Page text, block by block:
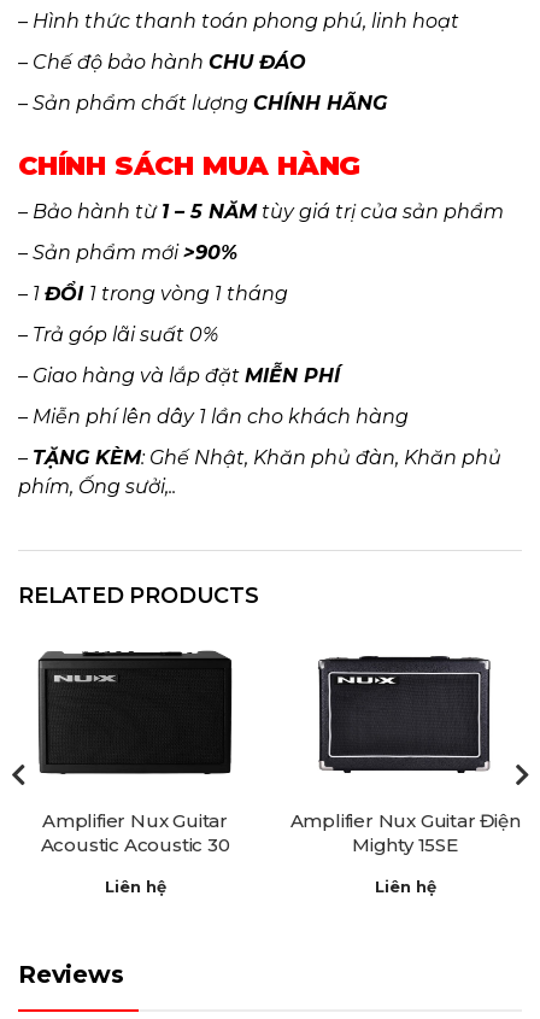
– Hình thức thanh toán phong phú, linh hoạt
– Chế độ bảo hành CHU ĐÁO
– Sản phẩm chất lượng CHÍNH HÃNG
CHÍNH SÁCH MUA HÀNG
– Bảo hành từ 1 – 5 NĂMtùy giá trị của sản phẩm
– Sản phẩm mới>90%
– 1 ĐỔI 1 trong vòng 1 tháng
– Trả góp lãi suất 0%
– Giao hàng và lắp đặt MIỄN PHÍ
– Miễn phí lên dây 1 lần cho khách hàng
– TẶNG KÈM: Ghế Nhật, Khăn phủ đàn, Khăn phủ
phím, Ống sưởi,..
RELATED PRODUCTS
Amplifier Nux Guitar Điện
Mighty 15SE
Liên hệ
Amplifier Nux Guitar Điện
Mighty 30SE
Liên hệ
Reviews